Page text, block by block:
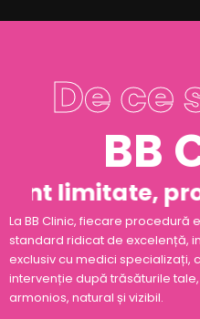
De ce
BB
limitate,
La BB Clinic, fiecare procedură
standard ridicat de excelență,
exclusiv cu medici specializați,
intervenție după trăsăturile
armonios, natural și vizibil.